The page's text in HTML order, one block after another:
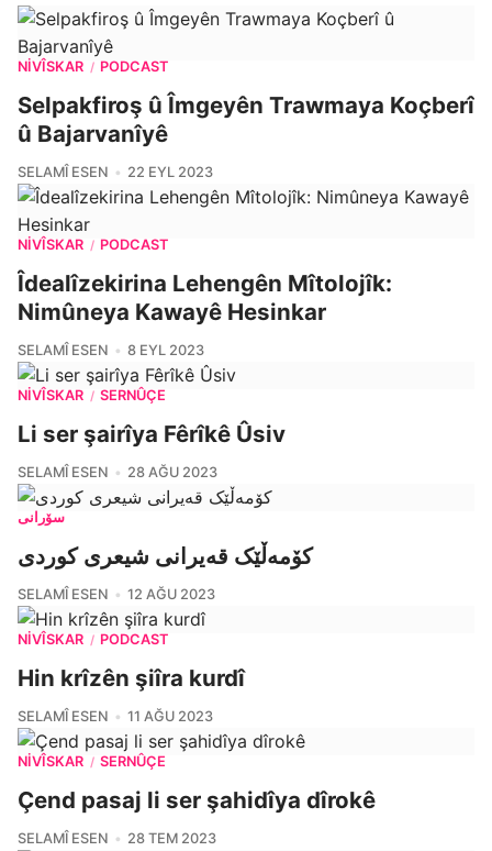
NIVÎSKAR / PODCAST
Selpakfiroş û Îmgeyên Trawmaya Koçberî
û Bajarvanîyê
SELAMÎ ESEN 22 EYL 2023
NIVÎSKAR / PODCAST
Îdealîzekirina Lehengên Mîtolojîk:
Nimûneya Kawayê Hesinkar
SELAMÎ ESEN 8 EYL 2023
NIVÎSKAR / SERNÛÇE
Li ser şairîya Fêrîkê Ûsiv
SELAMÎ ESEN 28 AĞU 2023
سۆرانی
کۆمەڵێک قەیرانی شیعری کوردی
SELAMÎ ESEN 12 AĞU 2023
NIVÎSKAR / PODCAST
Hin krîzên şiîra kurdî
SELAMÎ ESEN 11 AĞU 2023
NIVÎSKAR / SERNÛÇE
Çend pasaj li ser şahidîya dîrokê
SELAMÎ ESEN 28 TEM 2023